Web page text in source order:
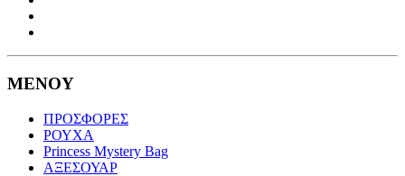
ΜΕΝΟΥ
ΠΡΟΣΦΟΡΕΣ
ΡΟΥΧΑ
Princess Mystery Bag
ΑΞΕΣΟΥΑΡ